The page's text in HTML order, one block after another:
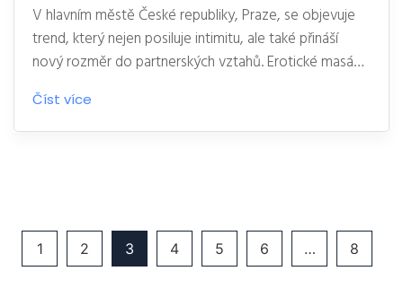
V hlavním městě České republiky, Praze, se objevuje
trend, který nejen posiluje intimitu, ale také přináší
nový rozměr do partnerských vztahů. Erotické masáže
pro páry nabízí unikátní způsob, jak prohloubit spojení
mezi partnery a zároveň se oddat hlubokému relaxu.
Článek zkoumá tajemství úspěšné masáže, včetně tipů
Číst více
1 2 3 4 5 6 … 8